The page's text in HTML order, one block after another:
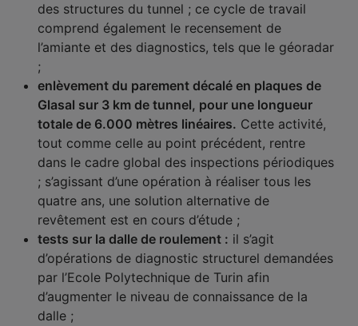
des structures du tunnel ; ce cycle de travail
comprend également le recensement de
l’amiante et des diagnostics, tels que le géoradar
;
enlèvement du parement décalé en plaques de
Glasal sur 3 km de tunnel, pour une longueur
totale de 6.000 mètres linéaires. Cette activité,
tout comme celle au point précédent, rentre
dans le cadre global des inspections périodiques
; s’agissant d’une opération à réaliser tous les
quatre ans, une solution alternative de
revêtement est en cours d’étude ;
tests sur la dalle de roulement : il s’agit
d’opérations de diagnostic structurel demandées
par l’Ecole Polytechnique de Turin afin
d’augmenter le niveau de connaissance de la
dalle ;